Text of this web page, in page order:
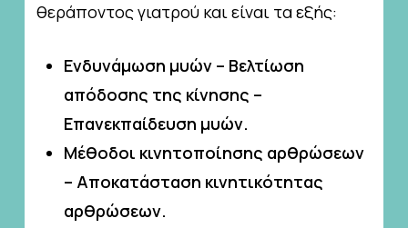
θεράποντος γιατρού και είναι τα εξής:
Ενδυνάμωση μυών – Βελτίωση
απόδοσης της κίνησης –
Επανεκπαίδευση μυών.
Μέθοδοι κινητοποίησης αρθρώσεων
– Αποκατάσταση κινητικότητας
αρθρώσεων.